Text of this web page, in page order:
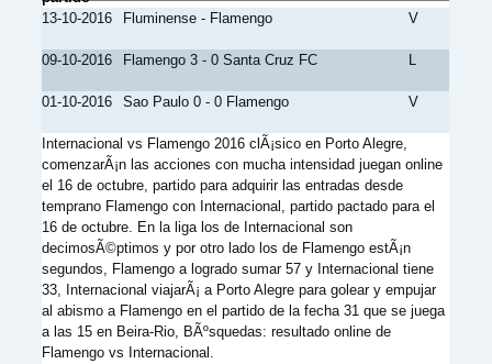
13-10-2016 Fluminense - Flamengo V
09-10-2016 Flamengo 3 - 0 Santa Cruz FC L
01-10-2016 Sao Paulo 0 - 0 Flamengo V
Internacional vs Flamengo 2016 clÃ¡sico en Porto Alegre,
comenzarÃ¡n las acciones con mucha intensidad juegan online
el 16 de octubre, partido para adquirir las entradas desde
temprano Flamengo con Internacional, partido pactado para el
16 de octubre. En la liga los de Internacional son
decimosÃ©ptimos y por otro lado los de Flamengo estÃ¡n
segundos, Flamengo a logrado sumar 57 y Internacional tiene
33, Internacional viajarÃ¡ a Porto Alegre para golear y empujar
al abismo a Flamengo en el partido de la fecha 31 que se juega
a las 15 en Beira-Rio, BÃºsquedas: resultado online de
Flamengo vs Internacional.